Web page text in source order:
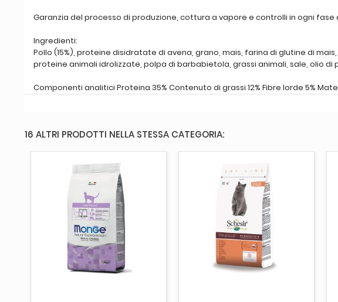
Garanzia del processo di produzione, cottura a vapore e controlli in ogni fase
Ingredienti:
Pollo (15%), proteine disidratate di avena, grano, mais, farina di glutine di
proteine animali idrolizzate, polpa di barbabietola, grassi animali, sale, olio di
Componenti analitici Proteina 35% Contenuto di grassi 12% Fibre lorde 5%
16 ALTRI PRODOTTI NELLA STESSA CATEGORIA:
AGGIUNGI AL CARRELLO AGGIUNGI AL CARRELLO